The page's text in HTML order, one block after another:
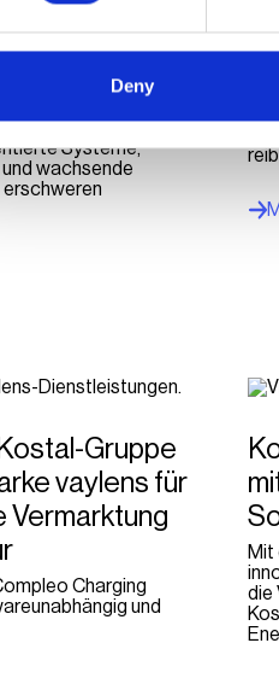
Deny
E-
der Elektromobilität
öffentlichen
(CPOs)
Systeme,
wachsende
Gruppe
vaylens für
Vermarktung
Charging
und
Mit
die